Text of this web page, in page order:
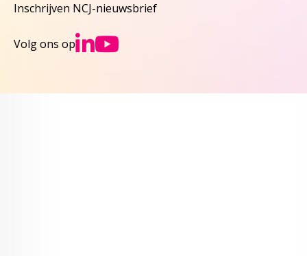
Inschrijven NCJ-nieuwsbrief
Volg ons op Ga naar NCJs